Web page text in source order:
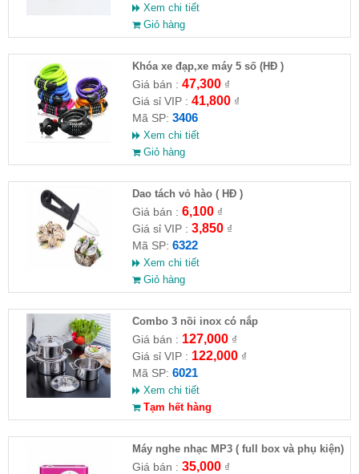
Xem chi tiết
Giỏ hàng
Khóa xe đạp,xe máy 5 số (HĐ )
Giá bán : 47,300₫
Giá sỉ VIP : 41,800₫
Mã SP: 3406
Xem chi tiết
Giỏ hàng
Dao tách vỏ hào ( HĐ )
Giá bán : 6,100₫
Giá sỉ VIP : 3,850₫
Mã SP: 6322
Xem chi tiết
Giỏ hàng
Combo 3 nồi inox có nắp
Giá bán : 127,000₫
Giá sỉ VIP : 122,000₫
Mã SP: 6021
Xem chi tiết
Tạm hết hàng
Máy nghe nhạc MP3 ( full box và phụ kiện)
Giá bán : 35,000₫